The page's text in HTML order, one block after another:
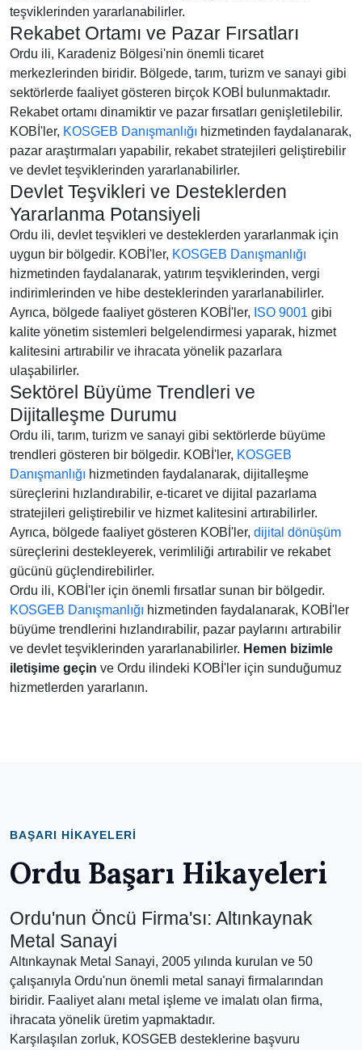
teşviklerinden yararlanabilirler.
Rekabet Ortamı ve Pazar Fırsatları
Ordu ili, Karadeniz Bölgesi'nin önemli ticaret
merkezlerinden biridir. Bölgede, tarım, turizm ve sanayi gibi
sektörlerde faaliyet gösteren birçok KOBİ bulunmaktadır.
Rekabet ortamı dinamiktir ve pazar fırsatları genişletilebilir.
KOBİ'ler, KOSGEB Danışmanlığı hizmetinden faydalanarak,
pazar araştırmaları yapabilir, rekabet stratejileri geliştirebilir
ve devlet teşviklerinden yararlanabilirler.
Devlet Teşvikleri ve Desteklerden
Yararlanma Potansiyeli
Ordu ili, devlet teşvikleri ve desteklerden yararlanmak için
uygun bir bölgedir. KOBİ'ler, KOSGEB Danışmanlığı
hizmetinden faydalanarak, yatırım teşviklerinden, vergi
indirimlerinden ve hibe desteklerinden yararlanabilirler.
Ayrıca, bölgede faaliyet gösteren KOBİ'ler, ISO 9001 gibi
kalite yönetim sistemleri belgelendirmesi yaparak, hizmet
kalitesini artırabilir ve ihracata yönelik pazarlara
ulaşabilirler.
Sektörel Büyüme Trendleri ve
Dijitalleşme Durumu
Ordu ili, tarım, turizm ve sanayi gibi sektörlerde büyüme
trendleri gösteren bir bölgedir. KOBİ'ler, KOSGEB
Danışmanlığı hizmetinden faydalanarak, dijitalleşme
süreçlerini hızlandırabilir, e-ticaret ve dijital pazarlama
stratejileri geliştirebilir ve hizmet kalitesini artırabilirler.
Ayrıca, bölgede faaliyet gösteren KOBİ'ler, dijital dönüşüm
süreçlerini destekleyerek, verimliliği artırabilir ve rekabet
gücünü güçlendirebilirler.
Ordu ili, KOBİ'ler için önemli fırsatlar sunan bir bölgedir.
KOSGEB Danışmanlığı hizmetinden faydalanarak, KOBİ'ler
büyüme trendlerini hızlandırabilir, pazar paylarını artırabilir
ve devlet teşviklerinden yararlanabilirler. Hemen bizimle
iletişime geçin ve Ordu ilindeki KOBİ'ler için sunduğumuz
hizmetlerden yararlanın.
BAŞARI HIKAYELERI
Ordu Başarı Hikayeleri
Ordu'nun Öncü Firma'sı: Altınkaynak
Metal Sanayi
Altınkaynak Metal Sanayi, 2005 yılında kurulan ve 50
çalışanıyla Ordu'nun önemli metal sanayi firmalarından
biridir. Faaliyet alanı metal işleme ve imalatı olan firma,
ihracata yönelik üretim yapmaktadır.
Karşılaşılan zorluk, KOSGEB desteklerine başvuru